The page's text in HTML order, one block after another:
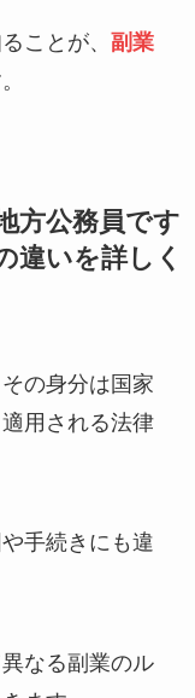
ことが、 副業
方公務員です
違いを詳しく
の身分は国家
用される法律
手続きにも違
なる副業のル